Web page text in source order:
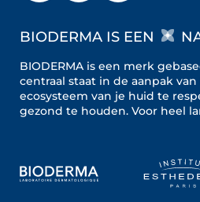
BIODERMA IS EEN
BIODERMA is een merk
centraal staat in de aanpak van
ecosysteem van je huid te
gezond te houden. Voor heel